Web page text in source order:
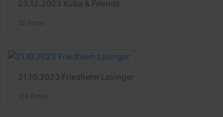
23.12.2023 Kuba & Friends
72 Fotos
21.10.2023 Friedhelm Laxinger
102 Fotos